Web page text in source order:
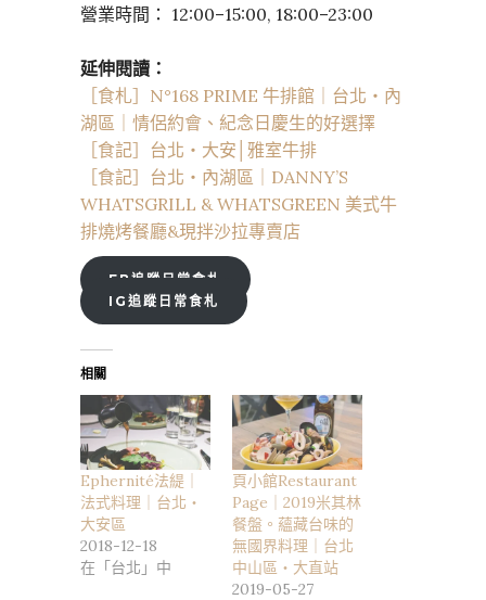
營業時間： 12:00–15:00, 18:00–23:00
延伸閱讀：
［食札］N°168 PRIME 牛排館｜台北・內
湖區｜情侶約會、紀念日慶生的好選擇
［食記］台北・大安│雅室牛排
［食記］台北・內湖區｜DANNY’S
WHATSGRILL & WHATSGREEN 美式牛
排燒烤餐廳&現拌沙拉專賣店
FB追蹤日常食札
IG追蹤日常食札
相關
Ephernité法緹｜
法式料理｜台北・
大安區
2018-12-18
在「台北」中
頁小館Restaurant
Page｜2019米其林
餐盤。蘊藏台味的
無國界料理｜台北
中山區・大直站
2019-05-27